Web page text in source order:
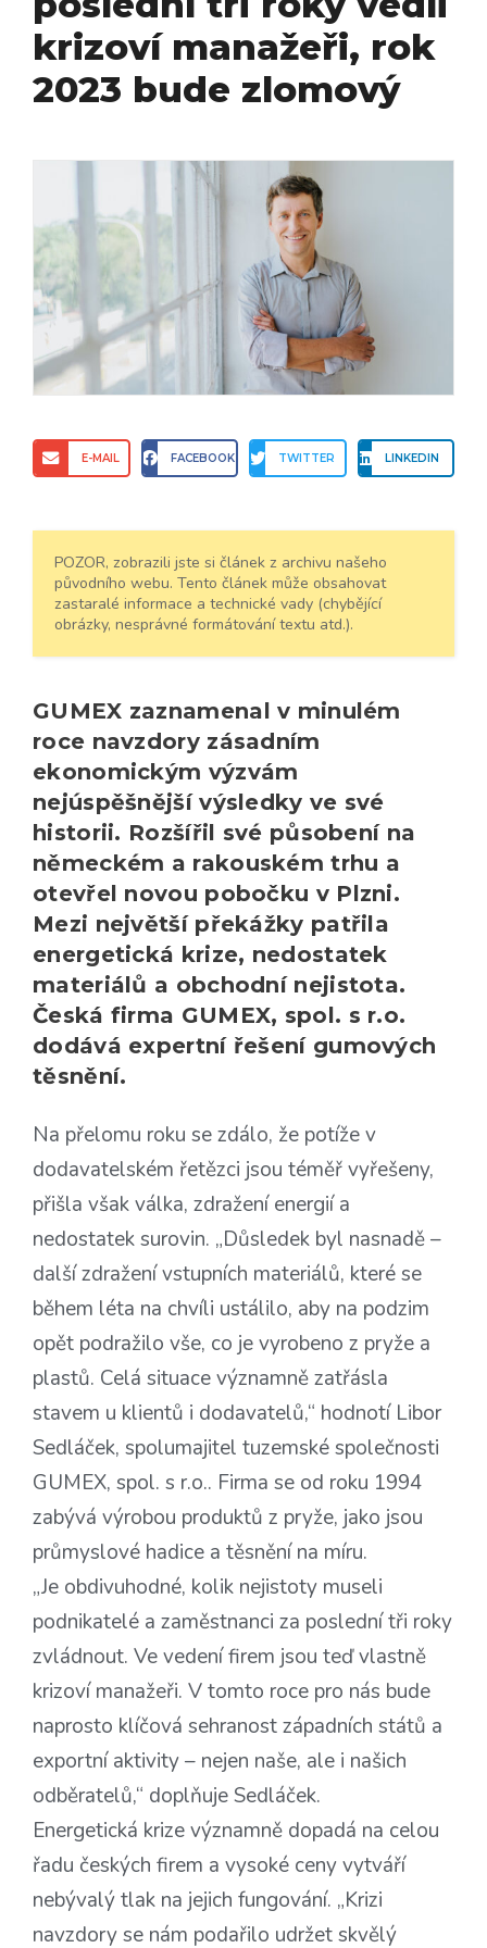
krizoví manažeři, rok
2023 bude zlomový
E-MAIL FACEBOOK TWITTER LINKEDIN
POZOR, zobrazili jste si článek z archivu našeho
původního webu. Tento článek může obsahovat
zastaralé informace a technické vady (chybějící
obrázky, nesprávné formátování textu atd.).
GUMEX zaznamenal v minulém
roce navzdory zásadním
ekonomickým výzvám
nejúspěšnější výsledky ve své
historii. Rozšířil své působení na
německém a rakouském trhu a
otevřel novou pobočku v Plzni.
Mezi největší překážky patřila
energetická krize, nedostatek
materiálů a obchodní nejistota.
Česká firma GUMEX, spol. s r.o.
dodává expertní řešení gumových
těsnění.
Na přelomu roku se zdálo, že potíže v
dodavatelském řetězci jsou téměř vyřešeny,
přišla však válka, zdražení energií a
nedostatek surovin. „Důsledek byl nasnadě –
další zdražení vstupních materiálů, které se
během léta na chvíli ustálilo, aby na podzim
opět podražilo vše, co je vyrobeno z pryže a
plastů. Celá situace významně zatřásla
stavem u klientů i dodavatelů,“ hodnotí Libor
Sedláček, spolumajitel tuzemské společnosti
GUMEX, spol. s r.o.. Firma se od roku 1994
zabývá výrobou produktů z pryže, jako jsou
průmyslové hadice a těsnění na míru.
„Je obdivuhodné, kolik nejistoty museli
podnikatelé a zaměstnanci za poslední tři roky
zvládnout. Ve vedení firem jsou teď vlastně
krizoví manažeři. V tomto roce pro nás bude
naprosto klíčová sehranost západních států a
exportní aktivity – nejen naše, ale i našich
odběratelů,“ doplňuje Sedláček.
Energetická krize významně dopadá na celou
řadu českých firem a vysoké ceny vytváří
nebývalý tlak na jejich fungování. „Krizi
navzdory se nám podařilo udržet skvělý